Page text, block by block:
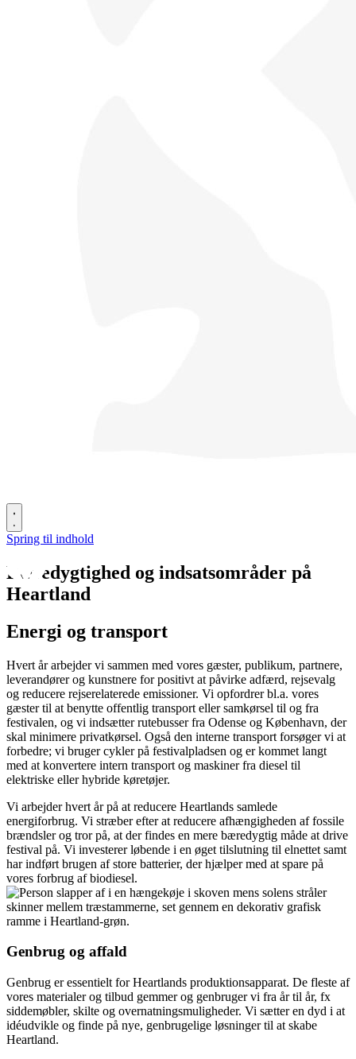
Spring til indhold
Bæredygtighed og indsatsområder på
Heartland
Energi og transport
Hvert år arbejder vi sammen med vores gæster, publikum, partnere,
leverandører og kunstnere for positivt at påvirke adfærd, rejsevalg
og reducere rejserelaterede emissioner. Vi opfordrer bl.a. vores
gæster til at benytte offentlig transport eller samkørsel til og fra
festivalen, og vi indsætter rutebusser fra Odense og København, der
skal minimere privatkørsel. Også den interne transport forsøger vi at
forbedre; vi bruger cykler på festivalpladsen og er kommet langt
med at konvertere intern transport og maskiner fra diesel til
elektriske eller hybride køretøjer.
Vi arbejder hvert år på at reducere Heartlands samlede
energiforbrug. Vi stræber efter at reducere afhængigheden af fossile
brændsler og tror på, at der findes en mere bæredygtig måde at drive
festival på. Vi investerer løbende i en øget tilslutning til elnettet samt
har indført brugen af store batterier, der hjælper med at spare på
vores forbrug af biodiesel.
Genbrug og affald
Genbrug er essentielt for Heartlands produktionsapparat. De fleste af
vores materialer og tilbud gemmer og genbruger vi fra år til år, fx
siddemøbler, skilte og overnatningsmuligheder. Vi sætter en dyd i at
idéudvikle og finde på nye, genbrugelige løsninger til at skabe
Heartland.